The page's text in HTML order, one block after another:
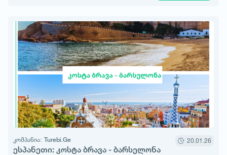
კომპანია: Turebi.Ge
ესპანეთი: კოსტა ბრავა - ბარსელონა
20.01.26